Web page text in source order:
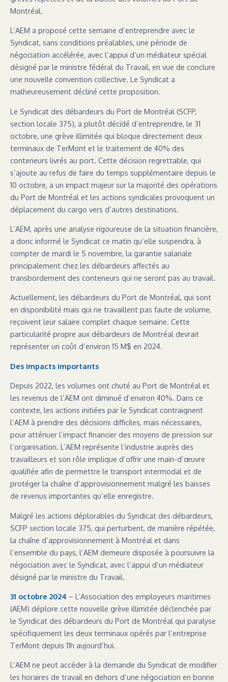
Montréal.
L’AEM a proposé cette semaine d’entreprendre avec le
Syndicat, sans conditions préalables, une période de
négociation accélérée, avec l’appui d’un médiateur spécial
désigné par le ministre fédéral du Travail, en vue de conclure
une nouvelle convention collective. Le Syndicat a
malheureusement décliné cette proposition.
Le Syndicat des débardeurs du Port de Montréal (SCFP,
section locale 375), a plutôt décidé d’entreprendre, le 31
octobre, une grève illimitée qui bloque directement deux
terminaux de TerMont et le traitement de 40% des
conteneurs livrés au port. Cette décision regrettable, qui
s’ajoute au refus de faire du temps supplémentaire depuis le
10 octobre, a un impact majeur sur la majorité des opérations
du Port de Montréal et les actions syndicales provoquent un
déplacement du cargo vers d’autres destinations.
L’AEM, après une analyse rigoureuse de la situation financière,
a donc informé le Syndicat ce matin qu’elle suspendra, à
compter de mardi le 5 novembre, la garantie salariale
principalement chez les débardeurs affectés au
transbordement des conteneurs qui ne seront pas au travail.
Actuellement, les débardeurs du Port de Montréal, qui sont
en disponibilité mais qui ne travaillent pas faute de volume,
reçoivent leur salaire complet chaque semaine. Cette
particularité propre aux débardeurs de Montréal devrait
représenter un coût d’environ 15 M$ en 2024.
Des impacts importants
Depuis 2022, les volumes ont chuté au Port de Montréal et
les revenus de l’AEM ont diminué d’environ 40%. Dans ce
contexte, les actions initiées par le Syndicat contraignent
l’AEM à prendre des décisions difficiles, mais nécessaires,
pour atténuer l’impact financier des moyens de pression sur
l’organisation. L’AEM représente l’industrie auprès des
travailleurs et son rôle implique d’offrir une main-d’œuvre
qualifiée afin de permettre le transport intermodal et de
protéger la chaîne d’approvisionnement malgré les baisses
de revenus importantes qu’elle enregistre.
Malgré les actions déplorables du Syndicat des débardeurs,
SCFP section locale 375, qui perturbent, de manière répétée,
la chaîne d’approvisionnement à Montréal et dans
l’ensemble du pays, l’AEM demeure disposée à poursuivre la
négociation avec le Syndicat, avec l’appui d’un médiateur
désigné par le ministre du Travail.
31 octobre 2024 – L’Association des employeurs maritimes
(AEM) déplore cette nouvelle grève illimitée déclenchée par
le Syndicat des débardeurs du Port de Montréal qui paralyse
spécifiquement les deux terminaux opérés par l’entreprise
TerMont depuis 11h aujourd’hui.
L’AEM ne peut accéder à la demande du Syndicat de modifier
les horaires de travail en dehors d’une négociation en bonne